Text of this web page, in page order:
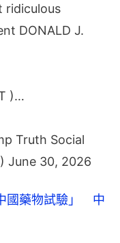
ridiculous
DONALD J.
)​​​‍​​‌‍​​‌‍​​​​​​​‌‍​​​​​​​​​‌‍​​​​‌‍​​​​​​​​​​‌‍​​​​​​‌‍​​​​​​​​​​‌‍…
Truth Social
June 30, 2026
國藥物試驗」 中